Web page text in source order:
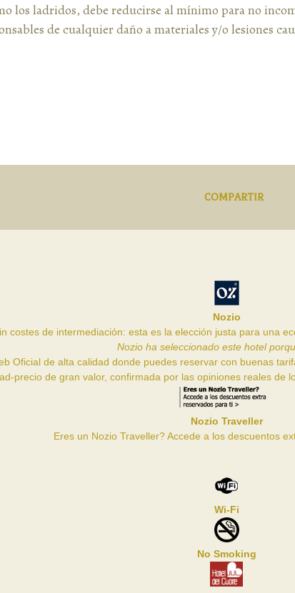
los ladridos, debe reducirse al mínimo para no
de cualquier daño a materiales y/o lesiones
COMPARTIR
Nozio
costes de intermediación: esta es la elección justa para una
Nozio ha seleccionado este hotel
Oficial de alta calidad donde puedes reservar con buenas
precio de gran valor, confirmada por las opiniones reales de
Nozio Traveller
Eres un Nozio Traveller? Accede a los descuentos
Wi-Fi
No Smoking